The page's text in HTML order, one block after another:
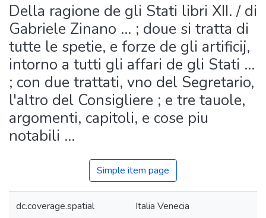
All of DSpace
Statistics
Della ragione de gli Stati libri XII. / di
Gabriele Zinano ... ; doue si tratta di
tutte le spetie, e forze de gli artificij,
intorno a tutti gli affari de gli Stati ...
; con due trattati, vno del Segretario,
l'altro del Consigliere ; e tre tauole,
argomenti, capitoli, e cose piu
notabili ...
Simple item page
dc.coverage.spatial Italia Venecia